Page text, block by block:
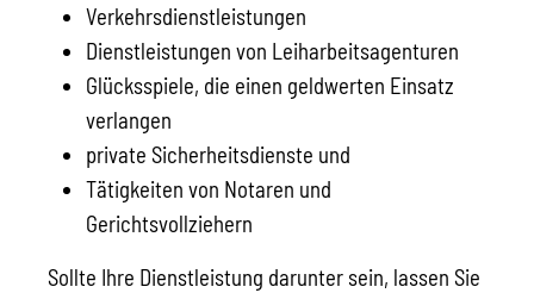
Verkehrsdienstleistungen
Dienstleistungen von Leiharbeitsagenturen
Glücksspiele, die einen geldwerten Einsatz
verlangen
private Sicherheitsdienste und
Tätigkeiten von Notaren und
Gerichtsvollziehern
Sollte Ihre Dienstleistung darunter sein, lassen Sie